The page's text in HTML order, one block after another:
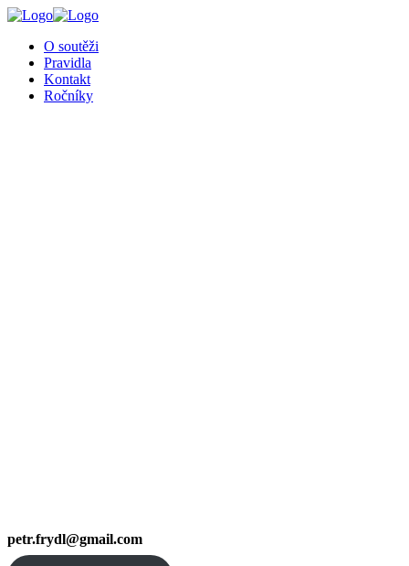
O soutěži
Pravidla
Kontakt
Ročníky
petr.frydl@gmail.com